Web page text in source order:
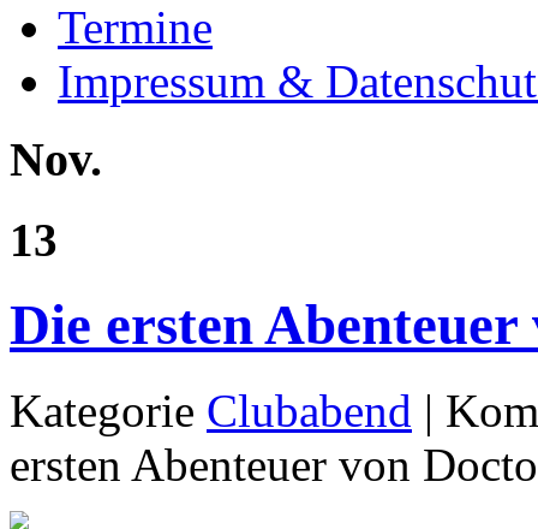
Termine
Impressum &
Nov.
13
Die ersten
Kategorie Clubabend |
ersten Abenteuer von